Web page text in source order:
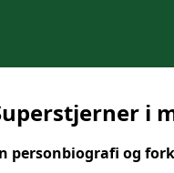
i
personbiografi og